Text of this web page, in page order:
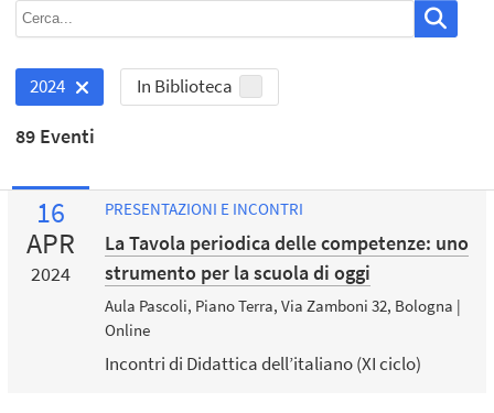
2024 In Biblioteca
89 Eventi
16
APR
2024
PRESENTAZIONI E INCONTRI
La Tavola periodica delle competenze: uno
strumento per la scuola di oggi
Aula Pascoli, Piano Terra, Via Zamboni 32, Bologna |
Online
Incontri di Didattica dell’italiano (XI ciclo)